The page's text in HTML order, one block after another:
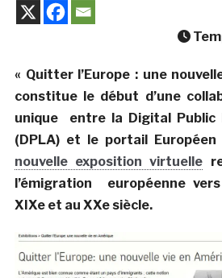
« Quitter l’Europe : une
constitue le début d’une
unique entre la Digital Public
(DPLA) et le portail
nouvelle exposition virtuelle
l’émigration européenne
XIXe et au XXe siècle.